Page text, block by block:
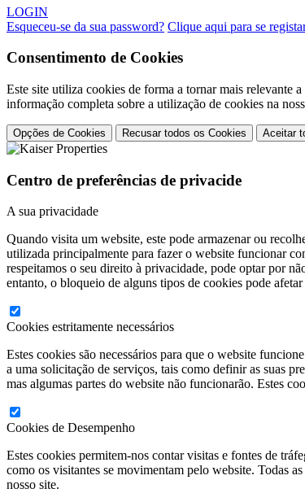
LOGIN
Esqueceu-se da sua password? Clique aqui para se
Consentimento de Cookies
Este site utiliza cookies de forma a tornar mais relevante
informação completa sobre a utilização de cookies na
Opções de Cookies Recusar todos os Cookies Aceitar
Centro de preferências de privacide
A sua privacidade
Quando visita um website, este pode armazenar ou
utilizada principalmente para fazer o website funcionar
respeitamos o seu direito à privacidade, pode optar por
entanto, o bloqueio de alguns tipos de cookies pode
Cookies estritamente necessários
Estes cookies são necessários para que o website
a uma solicitação de serviços, tais como definir as suas
mas algumas partes do website não funcionarão. Estes
Cookies de Desempenho
Estes cookies permitem-nos contar visitas e fontes de
como os visitantes se movimentam pelo website. Todas
nosso site.